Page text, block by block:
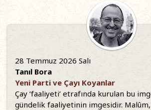
28 Temmuz 2026 Salı
Tanıl Bora
Yeni Parti ve Çayı Koyanlar
Çay ‘faaliyeti’ etrafında kurulan bu
gündelik faaliyetinin imgesidir.